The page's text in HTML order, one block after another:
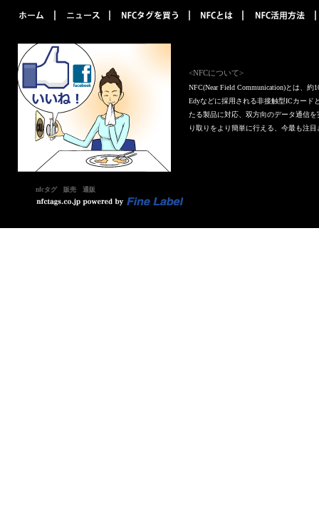
<NFCについて>
NFC(Near Field Communication)とは、
Edyなどに採用される非接触型ICカード
たる製品に対応、双方向のデータ通信
り取りをより簡単に行える、今最も注
nfcタグ 販売 通販